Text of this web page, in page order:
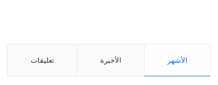
الأشهر الأخيرة تعليقات